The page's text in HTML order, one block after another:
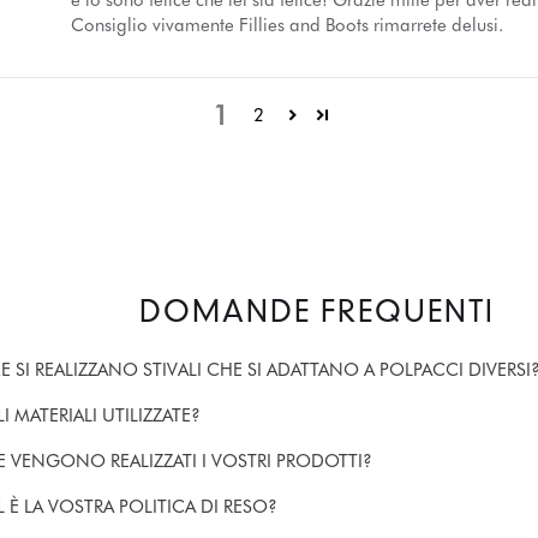
Consiglio vivamente Fillies and Boots rimarrete delusi.
1 2
DOMANDE FREQUENTI
SI REALIZZANO STIVALI CHE SI ADATTANO A POLPACCI DIVERSI?
MATERIALI UTILIZZATE?
VENGONO REALIZZATI I VOSTRI PRODOTTI?
È LA VOSTRA POLITICA DI RESO?